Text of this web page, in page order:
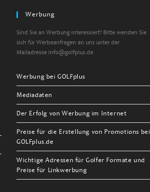
Werbung
Sind Sie an Werbung interessiert? Bitte wenden Sie
sich für Werbeanfragen an uns unter der
Mailadresse info@golfplus.de
Werbung bei GOLFplus
Mediadaten
Der Erfolg von Werbung im Internet
Preise für die Erstellung von Promotions bei
GOLFplus.de
Wichtige Adressen für Golfer Formate und
Preise für Linkwerbung